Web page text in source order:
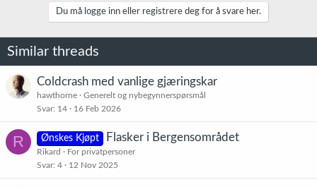
r
Du må logge inn eller registrere deg for å svare her.
Similar threads
Coldcrash med vanlige gjæringskar
hawthorne
Generelt og nybegynnerspørsmål
Svar 14 16 Feb 2026
R Ønskes Kjøpt Flasker i Bergensområdet
Rikard
For privatpersoner
Svar 4 12 Nov 2025